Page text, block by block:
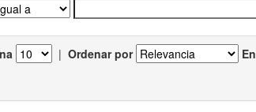
| Ordenar por